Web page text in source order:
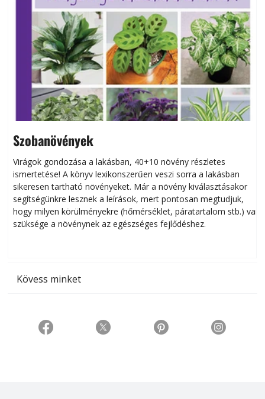
Szobanövények
Virágok gondozása a lakásban, 40+10 növény részletes
ismertetése! A könyv lexikonszerűen veszi sorra a lakásban
sikeresen tart­ha­tó növényeket. Már a növény kiválasztásakor
segítségünkre lesznek a leírások, mert pontosan megtudjuk,
hogy milyen körülményekre (hőmérséklet, páratartalom stb.) van
szüksége a növénynek az egészséges fejlődéshez.
Kövess minket